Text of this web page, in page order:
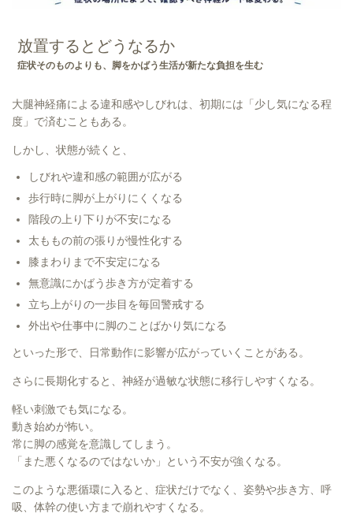
放置するとどうなるか
症状そのものよりも、脚をかばう生活が新たな負担を生む
大腿神経痛による違和感やしびれは、初期には「少し気になる程
度」で済むこともある。
しかし、状態が続くと、
しびれや違和感の範囲が広がる
歩行時に脚が上がりにくくなる
階段の上り下りが不安になる
太ももの前の張りが慢性化する
膝まわりまで不安定になる
無意識にかばう歩き方が定着する
立ち上がりの一歩目を毎回警戒する
外出や仕事中に脚のことばかり気になる
といった形で、日常動作に影響が広がっていくことがある。
さらに長期化すると、神経が過敏な状態に移行しやすくなる。
軽い刺激でも気になる。
動き始めが怖い。
常に脚の感覚を意識してしまう。
「また悪くなるのではないか」という不安が強くなる。
このような悪循環に入ると、症状だけでなく、姿勢や歩き方、呼
吸、体幹の使い方まで崩れやすくなる。